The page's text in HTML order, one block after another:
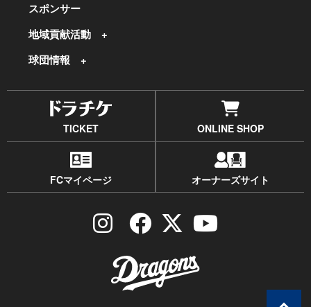
スポンサー
地域貢献活動
球団情報
TICKET ONLINE SHOP
FCマイページ オーナーズサイト